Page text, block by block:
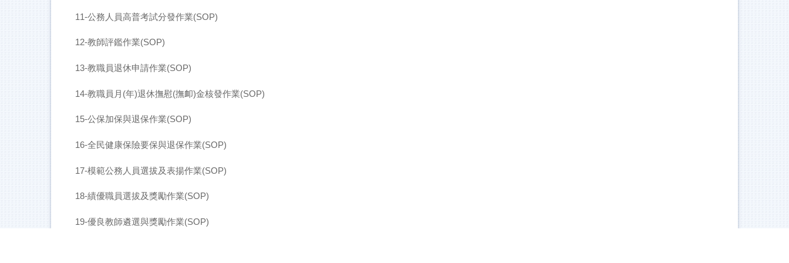
11-公務人員高普考試分發作業(SOP)
12-教師評鑑作業(SOP)
13-教職員退休申請作業(SOP)
14-教職員月(年)退休撫慰(撫卹)金核發作業(SOP)
15-公保加保與退保作業(SOP)
16-全民健康保險要保與退保作業(SOP)
17-模範公務人員選拔及表揚作業(SOP)
18-績優職員選拔及獎勵作業(SOP)
19-優良教師遴選與獎勵作業(SOP)